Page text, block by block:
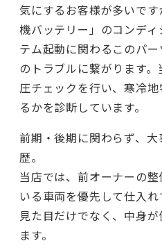
気にするお客様が多いで
機バッテリー」のコンデ
テム起動に関わるこのパ
のトラブルに繋がります
圧チェックを行い、寒冷
るかを診断しています。
前期・後期に関わらず、
歴。
当店では、前オーナーの
いる車両を優先して仕入れ
見た目だけでなく、中身
ます。